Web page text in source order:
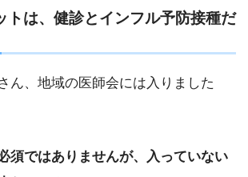
トは、健診とインフル予防接種だ
ん、地域の医師会には入りました
須ではありませんが、入っていない